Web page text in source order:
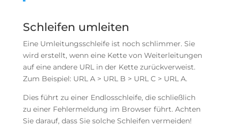
Schleifen umleiten
Eine Umleitungsschleife ist noch schlimmer. Sie
wird erstellt, wenn eine Kette von Weiterleitungen
auf eine andere URL in der Kette zurückverweist.
Zum Beispiel: URL A > URL B > URL C > URL A.
Dies führt zu einer Endlosschleife, die schließlich
zu einer Fehlermeldung im Browser führt. Achten
Sie darauf, dass Sie solche Schleifen vermeiden!